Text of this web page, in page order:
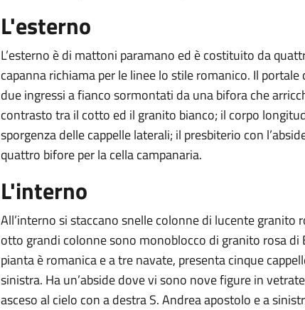
L'esterno
L’esterno è di mattoni paramano ed è costituito da
capanna richiama per le linee lo stile romanico. Il
due ingressi a fianco sormontati da una bifora che
contrasto tra il cotto ed il granito bianco; il corpo
sporgenza delle cappelle laterali; il presbiterio con
quattro bifore per la cella campanaria.
L'interno
All’interno si staccano snelle colonne di lucente granito
otto grandi colonne sono monoblocco di granito rosa
pianta è romanica e a tre navate, presenta cinque
sinistra. Ha un’abside dove vi sono nove figure in
asceso al cielo con a destra S. Andrea apostolo e a